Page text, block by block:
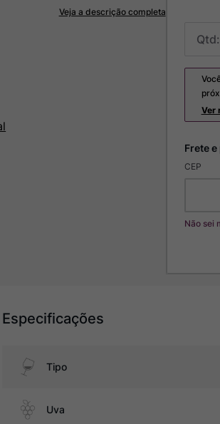
Veja a descrição completa
Ver
CEP
Não sei
Especificações
Tipo
Uva